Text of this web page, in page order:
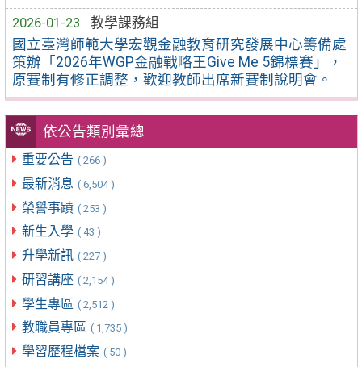
2026-01-23
教學課務組
國立臺灣師範大學宏觀金融教育研究發展中心籌備處
策辦「2026年WGP金融戰略王Give Me 5錦標賽」，
原賽制有修正調整，歡迎教師出席新賽制說明會。
依公告類別彙總
重要公告 ( 266 )
最新消息 ( 6,504 )
榮譽事蹟 ( 253 )
新生入學 ( 43 )
升學新訊 ( 227 )
研習講座 ( 2,154 )
學生專區 ( 2,512 )
教職員專區 ( 1,735 )
學習歷程檔案 ( 50 )